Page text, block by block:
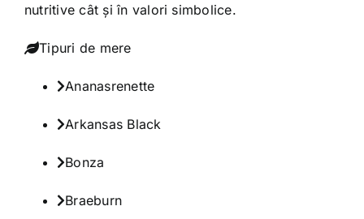
nutritive cât şi în valori simbolice.
Tipuri de mere
Ananasrenette
Arkansas Black
Bonza
Braeburn